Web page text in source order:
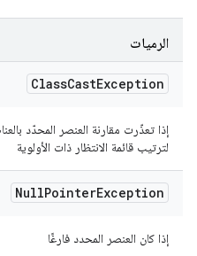
الرميات
ClassCastException
إذا تعذّرت مقارنة العنصر المحدّد
لترتيب قائمة الانتظار ذات الأولوية
NullPointerException
إذا كان العنصر المحدد فارغًا